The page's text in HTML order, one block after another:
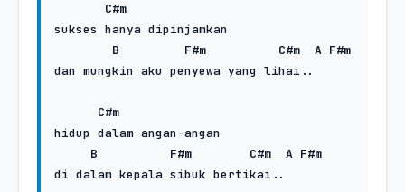
C#m
sukses hanya dipinjamkan
B
F#m C#m A F#m
dan mungkin aku penyewa yang lihai..
C#m
hidup dalam angan-angan
B
F#m C#m A F#m
di dalam kepala sibuk bertikai..